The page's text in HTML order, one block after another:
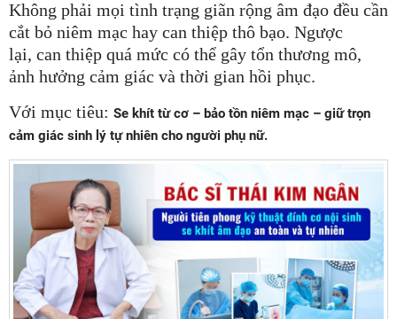
Không phải mọi tình trạng giãn rộng âm đạo đều cần
cắt bỏ niêm mạc hay can thiệp thô bạo. Ngược
lại, can thiệp quá mức có thể gây tổn thương mô,
ảnh hưởng cảm giác và thời gian hồi phục.
Với mục tiêu: Se khít từ cơ – bảo tồn niêm mạc – giữ trọn
cảm giác sinh lý tự nhiên cho người phụ nữ.